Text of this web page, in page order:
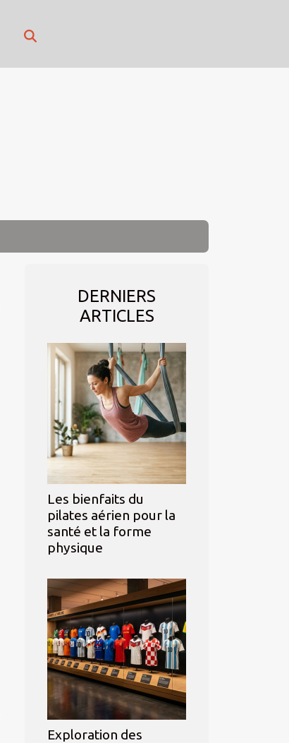
DERNIERS
ARTICLES
Les bienfaits du
pilates aérien pour la
santé et la forme
physique
Exploration des